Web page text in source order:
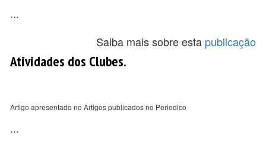
...
Saiba mais sobre esta publicação
Atividades dos Clubes.
Artigo apresentado no Artigos publicados no Periodico
...